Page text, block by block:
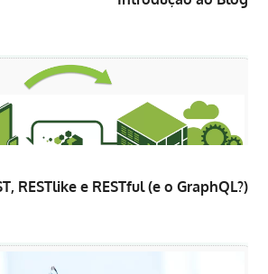
RESTlike e RESTful (e o GraphQL?)